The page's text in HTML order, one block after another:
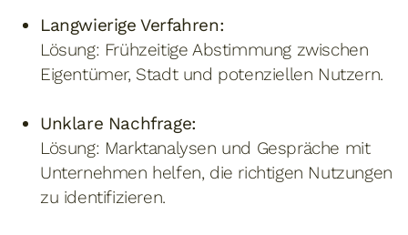
Langwierige Verfahren:
Lösung: Frühzeitige Abstimmung zwischen
Eigentümer, Stadt und potenziellen Nutzern.
Unklare Nachfrage:
Lösung: Marktanalysen und Gespräche mit
Unternehmen helfen, die richtigen Nutzungen
zu identifizieren.